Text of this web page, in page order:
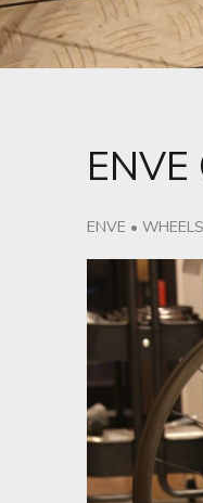
ENVE • WHEELS